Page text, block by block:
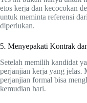
etos kerja dan kecocokan
untuk meminta referensi
diperlukan.
5. Menyepakati Kontrak
Setelah memilih kandidat
perjanjian kerja yang jelas.
perjanjian formal bisa
kemudian hari.